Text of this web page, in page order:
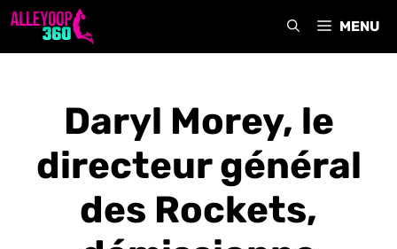
Aller
MENU
Daryl Morey, le
directeur général
des Rockets,